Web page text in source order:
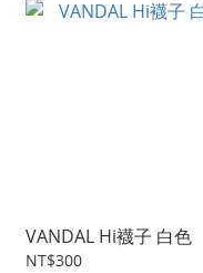
VANDAL Hi襪子 白色
NT$300